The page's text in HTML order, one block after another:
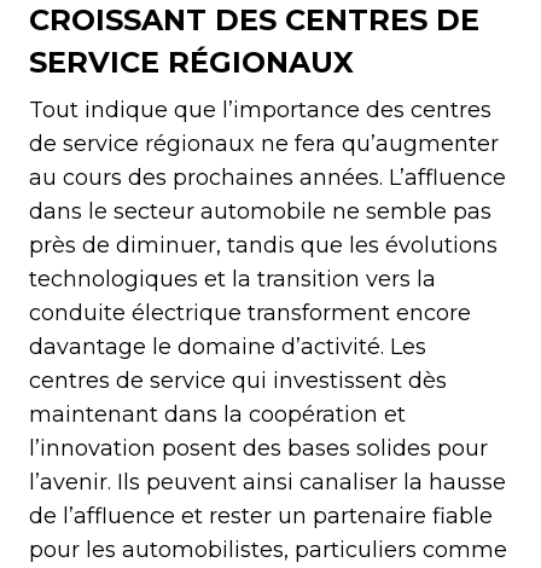
CROISSANT DES CENTRES DE
SERVICE RÉGIONAUX
Tout indique que l’importance des centres
de service régionaux ne fera qu’augmenter
au cours des prochaines années. L’affluence
dans le secteur automobile ne semble pas
près de diminuer, tandis que les évolutions
technologiques et la transition vers la
conduite électrique transforment encore
davantage le domaine d’activité. Les
centres de service qui investissent dès
maintenant dans la coopération et
l’innovation posent des bases solides pour
l’avenir. Ils peuvent ainsi canaliser la hausse
de l’affluence et rester un partenaire fiable
pour les automobilistes, particuliers comme